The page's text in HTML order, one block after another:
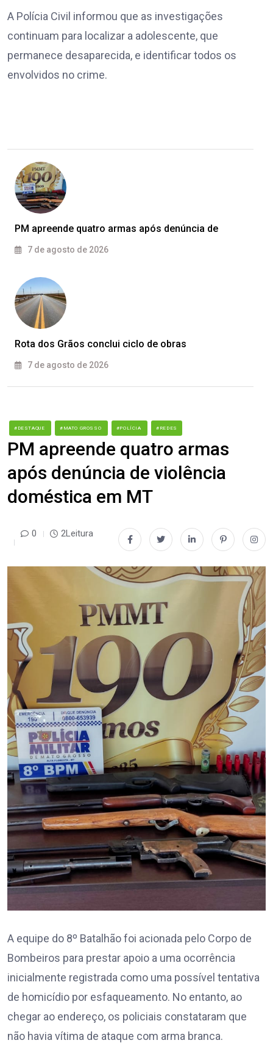
A Polícia Civil informou que as investigações
continuam para localizar a adolescente, que
permanece desaparecida, e identificar todos os
envolvidos no crime.
PM apreende quatro armas após denúncia de
7 de agosto de 2026
Rota dos Grãos conclui ciclo de obras
7 de agosto de 2026
#DESTAQUE #MATO GROSSO #POLÍCIA #REDES
PM apreende quatro armas
após denúncia de violência
doméstica em MT
0 2Leitura
A equipe do 8º Batalhão foi acionada pelo Corpo de
Bombeiros para prestar apoio a uma ocorrência
inicialmente registrada como uma possível tentativa
de homicídio por esfaqueamento. No entanto, ao
chegar ao endereço, os policiais constataram que
não havia vítima de ataque com arma branca.